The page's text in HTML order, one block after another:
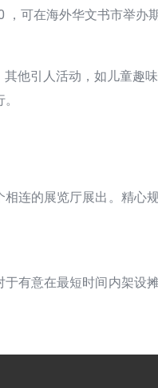
可在海外华文书市举办
他引人活动，如儿童趣
连的展览厅展出。精心
有意在最短时间内架设